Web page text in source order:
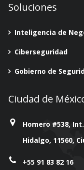
Soluciones
Inteligencia de
Ciberseguridad
Gobierno de
Ciudad de
Homero #538,
Hidalgo, 11560,
+55 91 83 82 16